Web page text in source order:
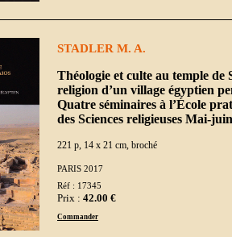
STADLER M. A.
Théologie et culte au temple de
religion d’un village égyptien
Quatre séminaires à l’École
des Sciences religieuses Mai-
221 p, 14 x 21 cm, broché
PARIS 2017
Réf : 17345
Prix : 42.00 €
Commander